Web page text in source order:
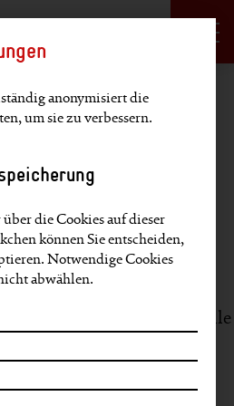
Sprachauswahl
vorgehen >
im Fokus
im Fokus
Umfeld anspruchs­volle
anzugehen – das bedeutet
uns. Der Begriff stand im
anonymisiert die
um sie zu verbessern.
die Cookies auf dieser
können Sie entscheiden,
Notwendige Cookies
abwählen.